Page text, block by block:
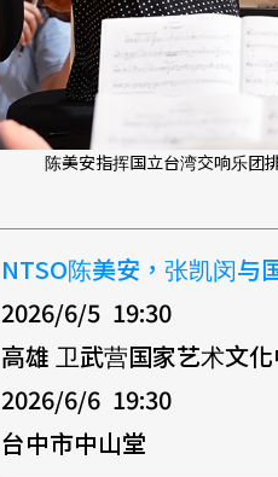
陈美安指挥国立台湾交响乐团
NTSO陈美安，张凯闵与
2026/6/5 19:30
高雄 卫武营国家艺术文
2026/6/6 19:30
台中市中山堂